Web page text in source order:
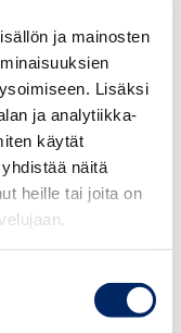
ja mainosten
Lisäksi
ja analytiikka-
käytät
näitä
heille tai joita on
merkitsisi saman
perustellaan
nimenomaan
hankalana
voisi